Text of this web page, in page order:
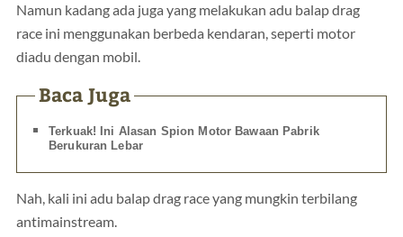
Namun kadang ada juga yang melakukan adu balap drag
race ini menggunakan berbeda kendaran, seperti motor
diadu dengan mobil.
Baca Juga
Terkuak! Ini Alasan Spion Motor Bawaan Pabrik
Berukuran Lebar
Nah, kali ini adu balap drag race yang mungkin terbilang
antimainstream.